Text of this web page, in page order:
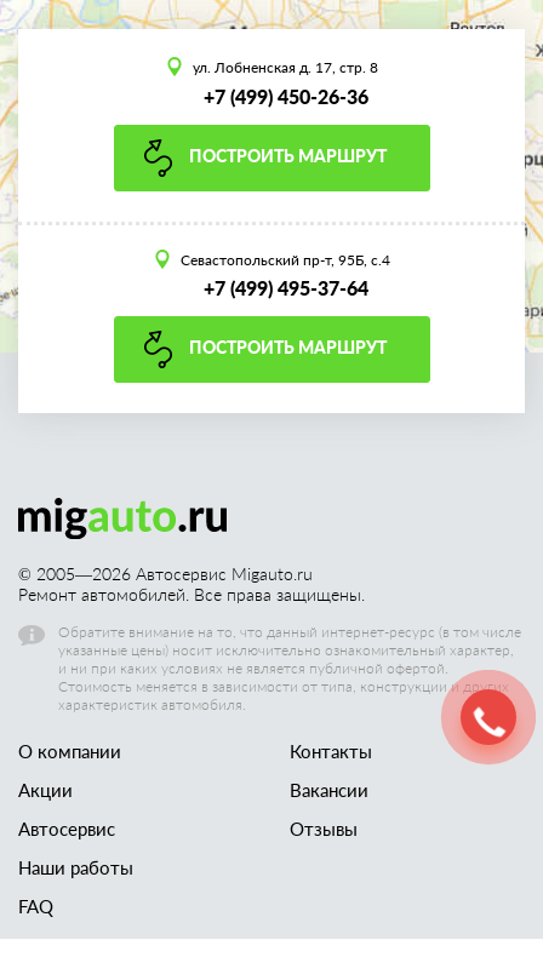
ул. Лобненская д. 17, стр. 8
+7 (499) 450-26-36
ПОСТРОИТЬ МАРШРУТ
Севастопольский пр-т, 95Б, с.4
+7 (499) 495-37-64
ПОСТРОИТЬ МАРШРУТ
© 2005—2026 Автосервис Migauto.ru
Ремонт автомобилей. Все права защищены.
Обратите внимание на то, что данный интернет-ресурс (в том числе
указанные цены) носит исключительно ознакомительный характер,
и ни при каких условиях не является публичной офертой.
Стоимость меняется в зависимости от типа, конструкции и других
характеристик автомобиля.
О компании
Акции
Автосервис
Наши работы
Контакты
Вакансии
Отзывы
FAQ
Новости